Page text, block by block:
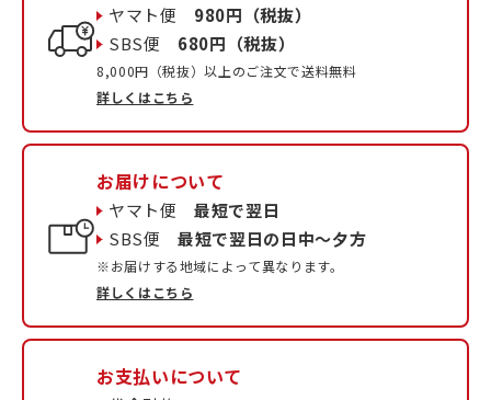
ヤマト便 980円（税抜）
SBS便 680円（税抜）
8,000円（税抜）以上のご注文で送料無料
詳しくはこちら
お届けについて
ヤマト便最短で翌日
SBS便最短で翌日の日中〜夕方
※お届けする地域によって異なります。
詳しくはこちら
お支払いについて